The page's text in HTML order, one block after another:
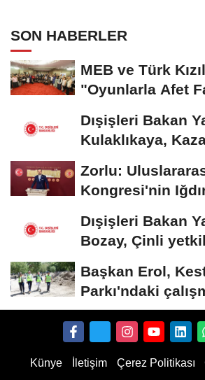
SON HABERLER
MEB ve Türk
"Oyunlarla Afet
Dışişleri Bakan
Kulaklıkaya,
Zorlu:
Kongresi'nin
Dışişleri Bakan
Bozay, Çinli
Başkan Erol,
Parkı'ndaki
Künye İletişim Çerez Politikası